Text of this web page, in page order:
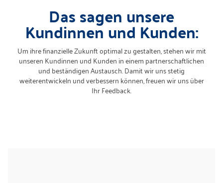
Das sagen unsere
Kundinnen und Kunden:
Um ihre finanzielle Zukunft optimal zu gestalten, stehen wir mit
unseren Kundinnen und Kunden in einem partnerschaftlichen
und beständigen Austausch. Damit wir uns stetig
weiterentwickeln und verbessern können, freuen wir uns über
Ihr Feedback.